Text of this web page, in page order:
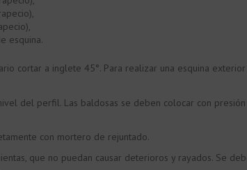
esquina.
cortar a inglete 45°. Para realizar una esquina
del perfil. Las baldosas se deben colocar con
con mortero de rejuntado.
que no puedan causar deterioros y rayados. Se